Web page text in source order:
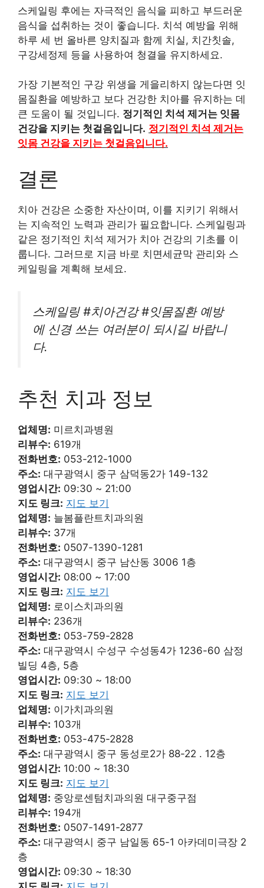
스케일링 후에는 자극적인 음식을 피하고 부드러운
음식을 섭취하는 것이 좋습니다. 치석 예방을 위해
하루 세 번 올바른 양치질과 함께 치실, 치간칫솔,
구강세정제 등을 사용하여 청결을 유지하세요.
가장 기본적인 구강 위생을 게을리하지 않는다면 잇
몸질환을 예방하고 보다 건강한 치아를 유지하는 데
큰 도움이 될 것입니다. 정기적인 치석 제거는 잇몸
건강을 지키는 첫걸음입니다. 정기적인 치석 제거는
잇몸 건강을 지키는 첫걸음입니다.
결론
치아 건강은 소중한 자산이며, 이를 지키기 위해서
는 지속적인 노력과 관리가 필요합니다. 스케일링과
같은 정기적인 치석 제거가 치아 건강의 기초를 이
룹니다. 그러므로 지금 바로 치면세균막 관리와 스
케일링을 계획해 보세요.
스케일링 #치아건강 #잇몸질환 예방
에 신경 쓰는 여러분이 되시길 바랍니
다.
추천 치과 정보
업체명: 미르치과병원
리뷰수: 619개
전화번호: 053-212-1000
주소: 대구광역시 중구 삼덕동2가 149-132
영업시간: 09:30 ~ 21:00
지도 링크: 지도 보기
업체명: 늘봄플란트치과의원
리뷰수: 37개
전화번호: 0507-1390-1281
주소: 대구광역시 중구 남산동 3006 1층
영업시간: 08:00 ~ 17:00
지도 링크: 지도 보기
업체명: 로이스치과의원
리뷰수: 236개
전화번호: 053-759-2828
주소: 대구광역시 수성구 수성동4가 1236-60 삼정
빌딩 4층, 5층
영업시간: 09:30 ~ 18:00
지도 링크: 지도 보기
업체명: 이가치과의원
리뷰수: 103개
전화번호: 053-475-2828
주소: 대구광역시 중구 동성로2가 88-22 . 12층
영업시간: 10:00 ~ 18:30
지도 링크: 지도 보기
업체명: 중앙로센텀치과의원 대구중구점
리뷰수: 194개
전화번호: 0507-1491-2877
주소: 대구광역시 중구 남일동 65-1 아카데미극장 2
층
영업시간: 09:30 ~ 18:30